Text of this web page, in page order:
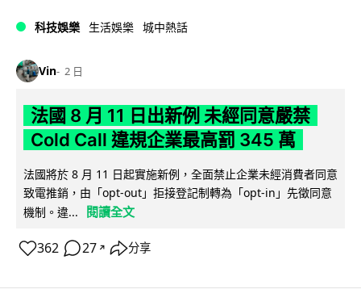
科技娛樂 生活娛樂 城中熱話
Vin 2 日
法國 8 月 11 日出新例 未經同意嚴禁
Cold Call 違規企業最高罰 345 萬
法國將於 8 月 11 日起實施新例，全面禁止企業未經消費者同意
致電推銷，由「opt-out」拒接登記制轉為「opt-in」先徵同意
機制。違...
閱讀全文
362 27 ↗ 分享